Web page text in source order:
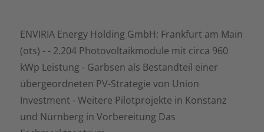
ENVIRIA Energy Holding GmbH: Frankfurt am Main
(ots) - - 2.204 Photovoltaikmodule mit circa 960
kWp Leistung - Garbsen als Bestandteil einer
übergeordneten PV-Strategie von Union
Investment - Weitere Pilotprojekte in Konstanz
und Nürnberg in Vorbereitung Das